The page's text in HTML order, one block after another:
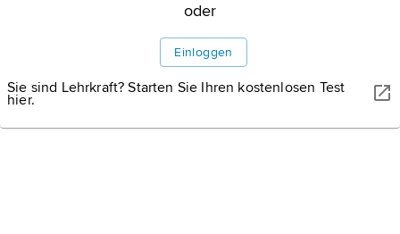
oder
Einloggen
Sie sind Lehrkraft? Starten Sie Ihren kostenlosen Test
hier.